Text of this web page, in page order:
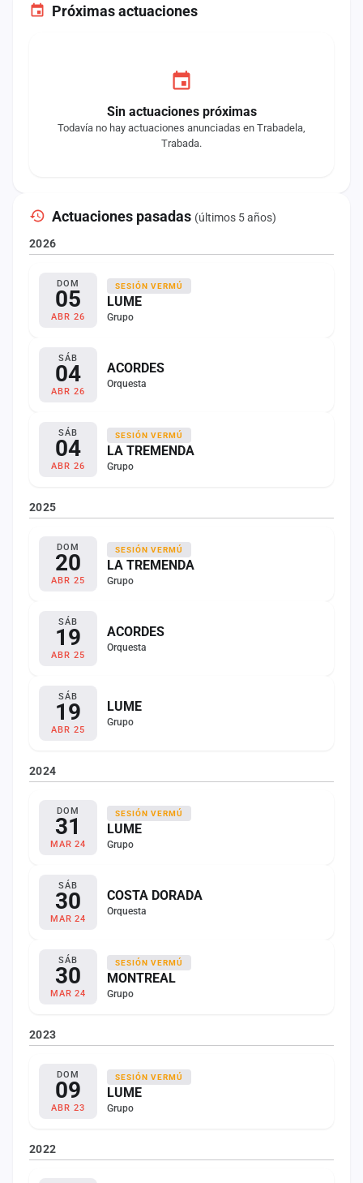
Próximas actuaciones
Sin actuaciones próximas
Todavía no hay actuaciones anunciadas en Trabadela,
Trabada.
Actuaciones pasadas (últimos 5 años)
2026
DOM
05
ABR 26
SESIÓN VERMÚ
LUME
Grupo
SÁB
04
ABR 26
ACORDES
Orquesta
SÁB
04
ABR 26
SESIÓN VERMÚ
LA TREMENDA
Grupo
2025
DOM
20
ABR 25
SESIÓN VERMÚ
LA TREMENDA
Grupo
SÁB
19
ABR 25
ACORDES
Orquesta
SÁB
19
ABR 25
LUME
Grupo
2024
DOM
31
MAR 24
SESIÓN VERMÚ
LUME
Grupo
SÁB
30
MAR 24
COSTA DORADA
Orquesta
SÁB
30
MAR 24
SESIÓN VERMÚ
MONTREAL
Grupo
2023
DOM
09
ABR 23
SESIÓN VERMÚ
LUME
Grupo
2022